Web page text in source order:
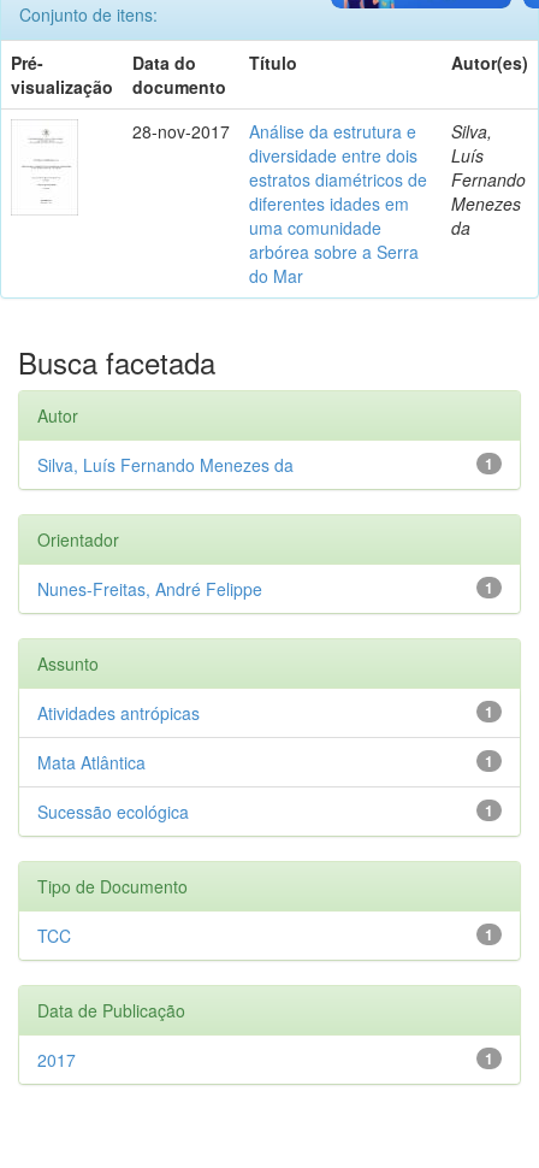
Conjunto de itens:
Pré-
visualização
Data do
documento
Título Autor(es)
28-nov-2017
Análise da estrutura e
diversidade entre dois
estratos diamétricos de
diferentes idades em
uma comunidade
arbórea sobre a Serra
do Mar
Silva,
Luís
Fernando
Menezes
da
Busca facetada
Autor
1
Silva, Luís Fernando Menezes da
Orientador
1
Nunes-Freitas, André Felippe
Assunto
1
Atividades antrópicas
1
Mata Atlântica
1
Sucessão ecológica
Tipo de Documento
1
TCC
Data de Publicação
1
2017